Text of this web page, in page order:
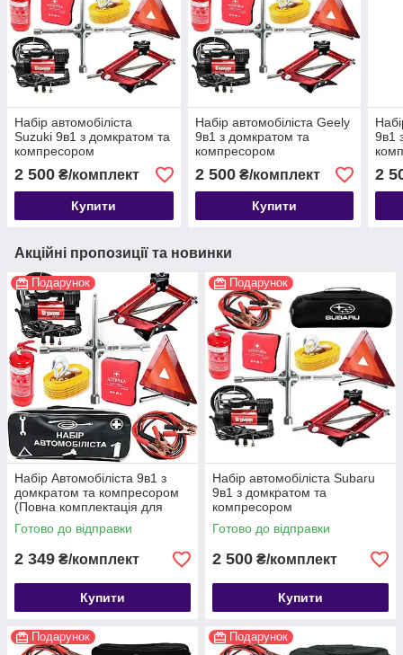
Набір автомобіліста
Suzuki 9в1 з домкратом та
компресором
2 500 ₴/комплект
Купити
Набір автомобіліста Geely
9в1 з домкратом та
компресором
2 500₴/комплект
Купити
9в1
2
Акційні пропозиції та новинки
Подарунок
Набір Автомобіліста 9в1 з
домкратом та компресором
(Повна комплектація для
автомобіля)
Готово до відправки
2 349 ₴/комплект
Купити
Подарунок
Набір автомобіліста Subaru
9в1 з домкратом та
компресором
Готово до відправки
2 500 ₴/комплект
Купити
Подарунок Подарунок